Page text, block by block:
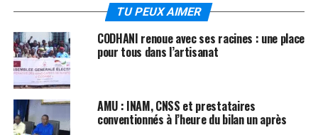
TU PEUX AIMER
CODHANI renoue avec ses racines : une place
pour tous dans l’artisanat
AMU : INAM, CNSS et prestataires
conventionnés à l’heure du bilan un après